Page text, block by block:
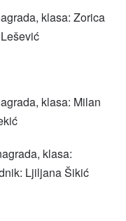
klasa: Zorica
klasa: Milan
klasa:
Ljiljana Šikić